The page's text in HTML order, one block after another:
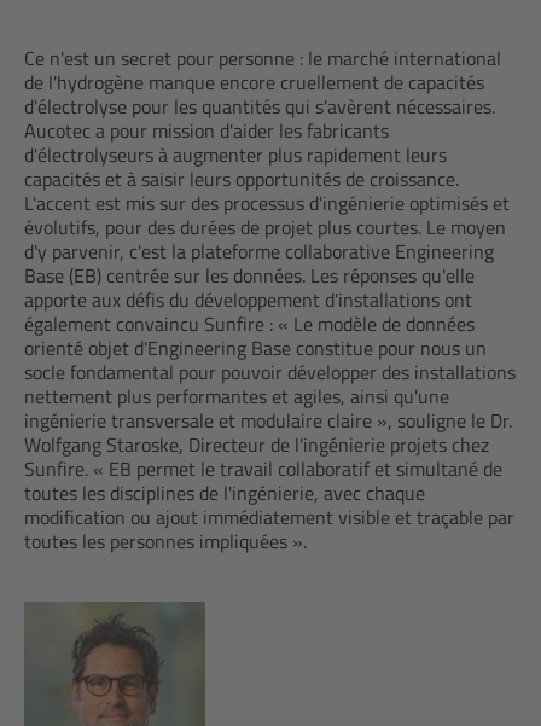
Ce n'est un secret pour personne : le marché international
de l'hydrogène manque encore cruellement de capacités
d'électrolyse pour les quantités qui s'avèrent nécessaires.
Aucotec a pour mission d'aider les fabricants
d'électrolyseurs à augmenter plus rapidement leurs
capacités et à saisir leurs opportunités de croissance.
L'accent est mis sur des processus d'ingénierie optimisés et
évolutifs, pour des durées de projet plus courtes. Le moyen
d'y parvenir, c'est la plateforme collaborative Engineering
Base (EB) centrée sur les données. Les réponses qu'elle
apporte aux défis du développement d'installations ont
également convaincu Sunfire : « Le modèle de données
orienté objet d'Engineering Base constitue pour nous un
socle fondamental pour pouvoir développer des installations
nettement plus performantes et agiles, ainsi qu'une
ingénierie transversale et modulaire claire », souligne le Dr.
Wolfgang Staroske, Directeur de l'ingénierie projets chez
Sunfire. « EB permet le travail collaboratif et simultané de
toutes les disciplines de l'ingénierie, avec chaque
modification ou ajout immédiatement visible et traçable par
toutes les personnes impliquées ».